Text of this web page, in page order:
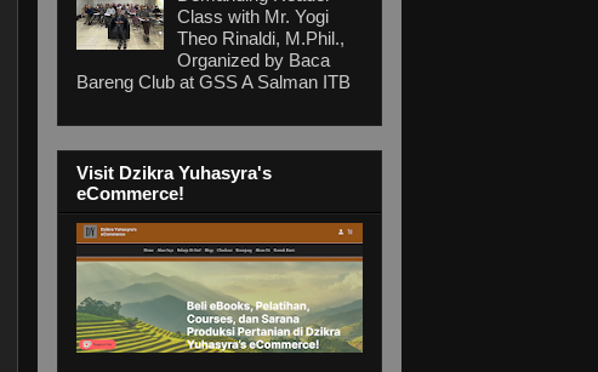
Class with Mr. Yogi
Theo Rinaldi, M.Phil.,
Organized by Baca
Bareng Club at GSS A Salman ITB
Visit Dzikra Yuhasyra's
eCommerce!